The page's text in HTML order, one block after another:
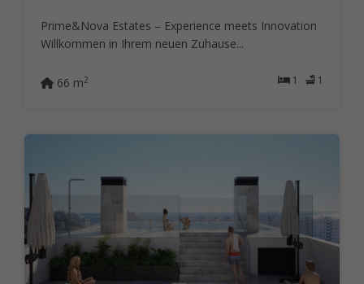
Prime&Nova Estates – Experience meets Innovation
Willkommen in Ihrem neuen Zuhause...
1 1
66 m2